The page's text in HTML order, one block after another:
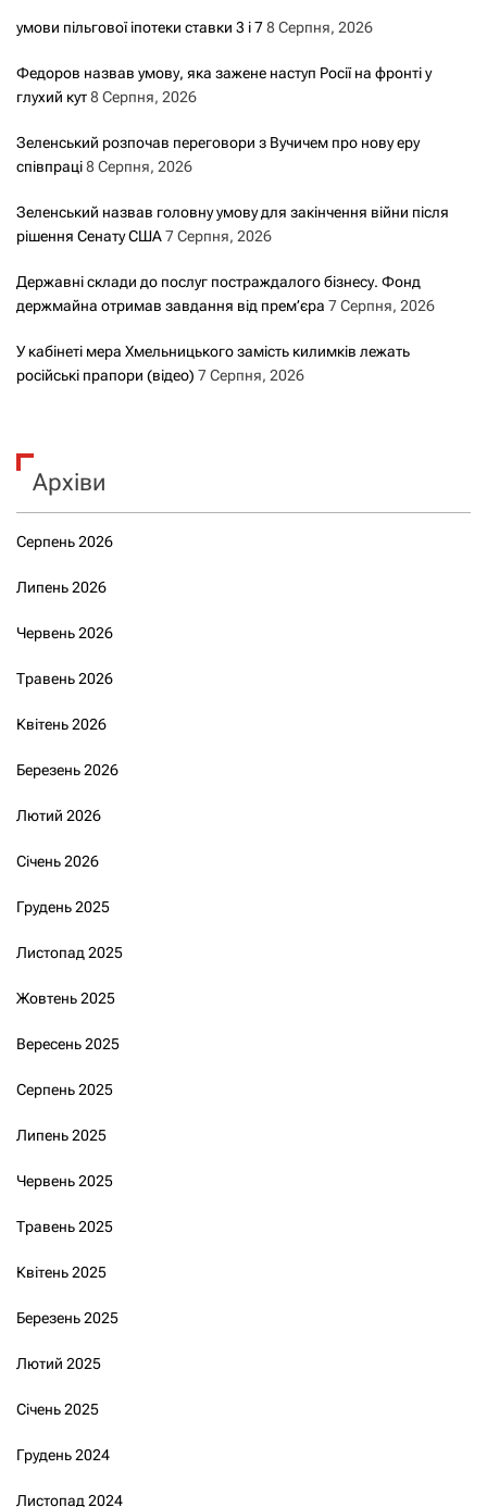
умови пільгової іпотеки ставки 3 і 78 Серпня, 2026
Федоров назвав умову, яка зажене наступ Росії на фронті у
глухий кут8 Серпня, 2026
Зеленський розпочав переговори з Вучичем про нову еру
співпраці8 Серпня, 2026
Зеленський назвав головну умову для закінчення війни після
рішення Сенату США7 Серпня, 2026
Державні склади до послуг постраждалого бізнесу. Фонд
держмайна отримав завдання від прем’єра 7 Серпня, 2026
У кабінеті мера Хмельницького замість килимків лежать
російські прапори (відео) 7 Серпня, 2026
Архіви
Серпень 2026
Липень 2026
Червень 2026
Травень 2026
Квітень 2026
Березень 2026
Лютий 2026
Січень 2026
Грудень 2025
Листопад 2025
Жовтень 2025
Вересень 2025
Серпень 2025
Липень 2025
Червень 2025
Травень 2025
Квітень 2025
Березень 2025
Лютий 2025
Січень 2025
Грудень 2024
Листопад 2024